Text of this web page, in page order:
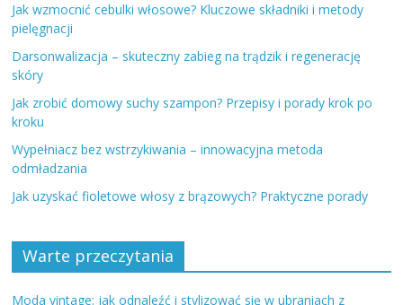
Jak wzmocnić cebulki włosowe? Kluczowe składniki i metody
pielęgnacji
Darsonwalizacja – skuteczny zabieg na trądzik i regenerację
skóry
Jak zrobić domowy suchy szampon? Przepisy i porady krok po
kroku
Wypełniacz bez wstrzykiwania – innowacyjna metoda
odmładzania
Jak uzyskać fioletowe włosy z brązowych? Praktyczne porady
Warte przeczytania
Moda vintage: jak odnaleźć i stylizować się w ubraniach z